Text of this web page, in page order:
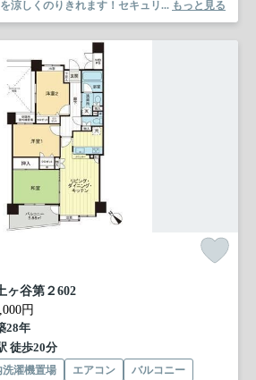
涼しくのりきれます！セキュリ... もっと見る
ヶ谷第２ 602
円
28年
徒歩20分
洗濯機置場 エアコン
バルコニー